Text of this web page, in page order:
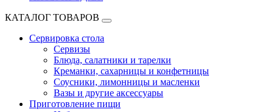
КАТАЛОГ ТОВАРОВ
Сервировка стола
Сервизы
Блюда, салатники и тарелки
Креманки, сахарницы и конфетницы
Соусники, лимонницы и масленки
Вазы и другие аксессуары
Приготовление пищи